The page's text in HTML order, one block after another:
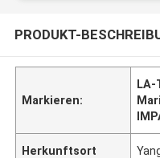
PRODUKT-
Markieren:
LA-
Herkunftsort